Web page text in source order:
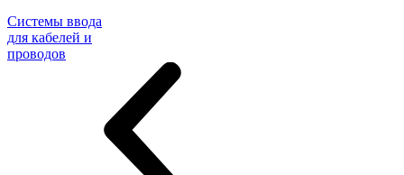
Системы ввода
для кабелей и
проводов